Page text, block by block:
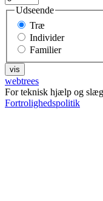
Udseende
Træ
Individer
Familier
webtrees
For teknisk hjælp og
Fortrolighedspolitik